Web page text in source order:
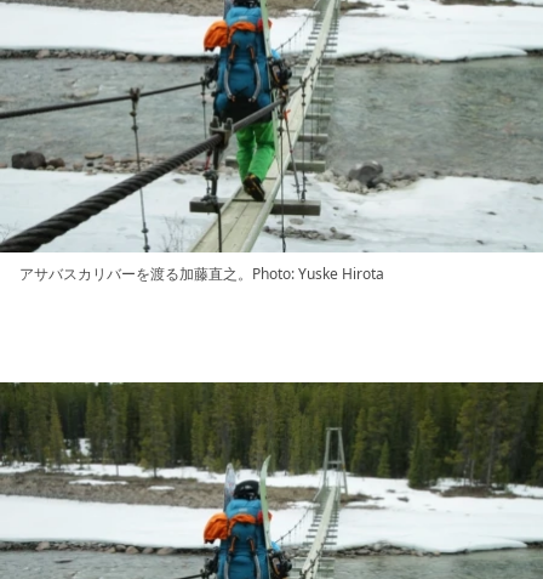
アサバスカリバーを渡る加藤直之。Photo: Yuske Hirota